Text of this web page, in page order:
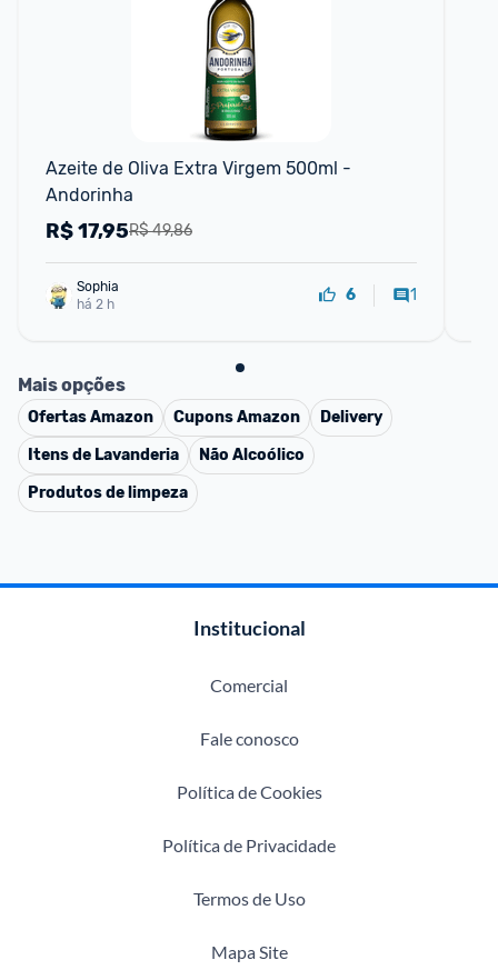
Azeite de Oliva Extra Virgem 500ml -
Andorinha
R$ 49,86
R$17,95
Sophia
há 2 h
6 1
Mais opções
OfertasAmazon CuponsAmazon
Delivery
Itens de Lavanderia
Não Alcoólico
Produtos de limpeza
Institucional
Comercial
Fale conosco
Política de Cookies
Política de Privacidade
Termos de Uso
Mapa Site